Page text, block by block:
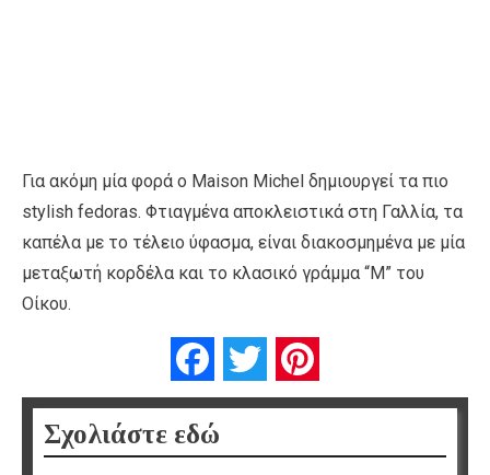
Για ακόμη μία φορά ο Maison Michel δημιουργεί τα πιο
stylish fedoras. Φτιαγμένα αποκλειστικά στη Γαλλία, τα
καπέλα με το τέλειο ύφασμα, είναι διακοσμημένα με μία
μεταξωτή κορδέλα και το κλασικό γράμμα “M” του
Οίκου.
FacebookTwitter
Σχολιάστε εδώ